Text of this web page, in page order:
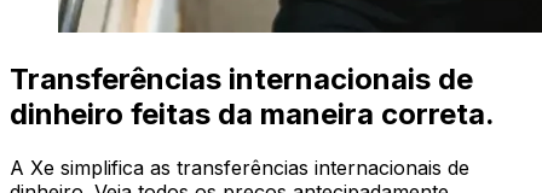
Transferências internacionais de
dinheiro feitas da maneira correta.
A Xe simplifica as transferências internacionais de